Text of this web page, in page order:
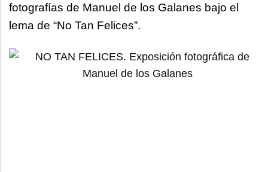
fotografías de Manuel de los Galanes bajo el
lema de “No Tan Felices”.